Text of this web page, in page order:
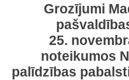
Grozījumi
25.
noteikumos
palīdzības